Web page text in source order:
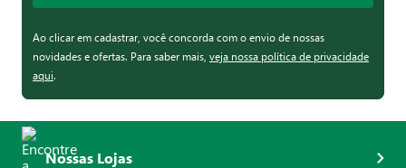
Ao clicar em cadastrar, você concorda com o envio de nossas
novidades e ofertas. Para saber mais, veja nossa política de privacidade
aqui.
Nossas Lojas